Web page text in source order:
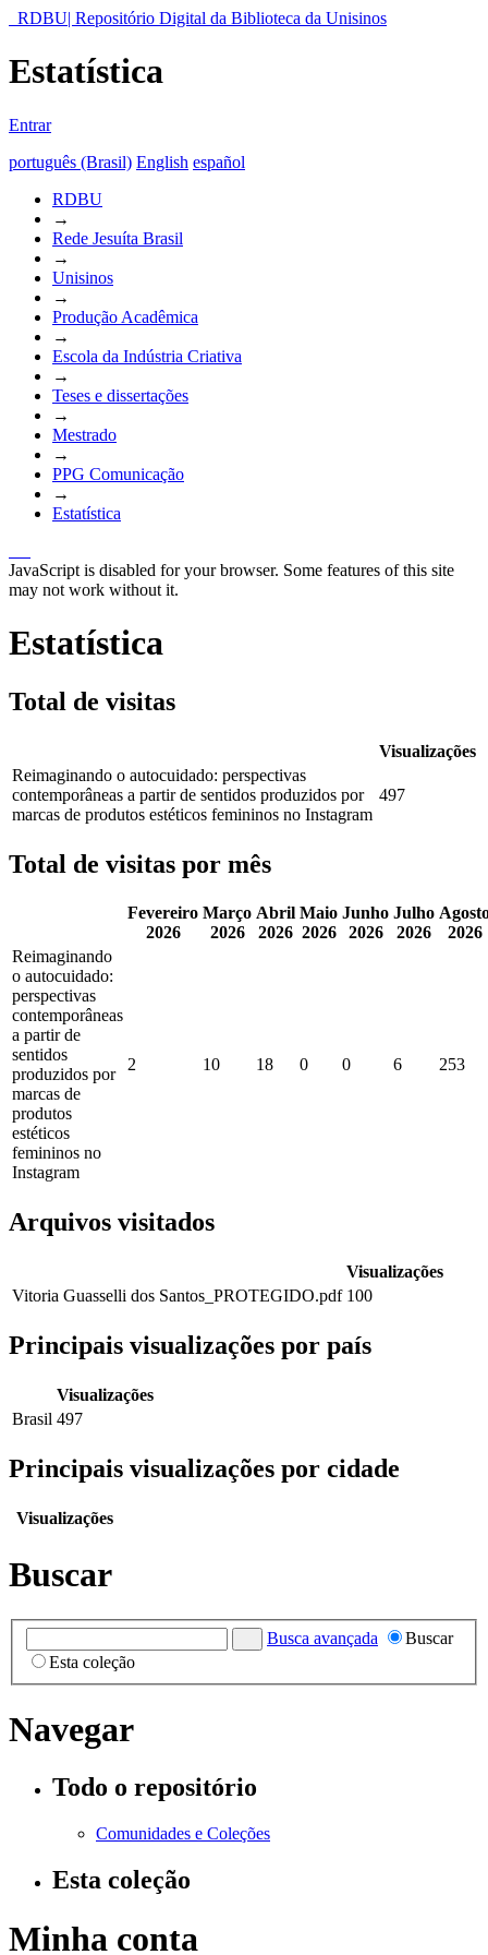
RDBU| Repositório Digital da Biblioteca da Unisinos
Estatística
Entrar
português (Brasil) English español
RDBU
→
Rede Jesuíta Brasil
→
Unisinos
→
Produção Acadêmica
→
Escola da Indústria Criativa
→
Teses e dissertações
→
Mestrado
→
PPG Comunicação
→
Estatística
JavaScript is disabled for your browser. Some features of this site
may not work without it.
Estatística
Total de visitas
Visualizações
Reimaginando o autocuidado: perspectivas
contemporâneas a partir de sentidos produzidos por
marcas de produtos estéticos femininos no Instagram
497
Total de visitas por mês
Fevereiro
2026
Março
2026
Abril
2026
Maio
2026
Junho
2026
Julho
2026
2026
Reimaginando
o autocuidado:
perspectivas
contemporâneas
a partir de
sentidos
produzidos por
marcas de
produtos
estéticos
femininos no
Instagram
2 10 18 0 0 6 253
Arquivos visitados
Visualizações
Vitoria Guasselli dos Santos_PROTEGIDO.pdf 100
Principais visualizações por país
Visualizações
Brasil 497
Principais visualizações por cidade
Visualizações
Buscar
Busca avançada
Buscar
Esta coleção
Navegar
Todo o repositório
Comunidades e Coleções
Esta coleção
Minha conta